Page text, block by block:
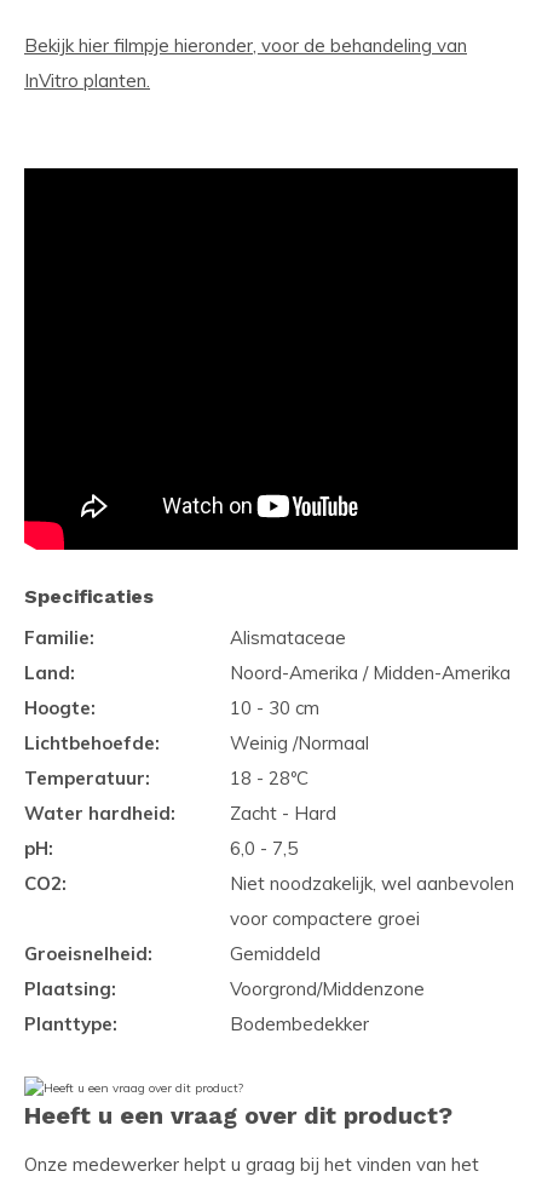
Bekijk hier filmpje hieronder, voor de behandeling van
InVitro planten.
Specificaties
Familie:
Alismataceae
Land:
Noord-Amerika / Midden-Amerika
Hoogte:
10 - 30 cm
Lichtbehoefde:
Weinig /Normaal
Temperatuur:
18 - 28ºC
Water hardheid:
Zacht - Hard
pH:
6,0 - 7,5
CO2:
Niet noodzakelijk, wel aanbevolen
voor compactere groei
Groeisnelheid:
Gemiddeld
Plaatsing:
Voorgrond/Middenzone
Planttype:
Bodembedekker
Heeft u een vraag over dit product?
Onze medewerker helpt u graag bij het vinden van het